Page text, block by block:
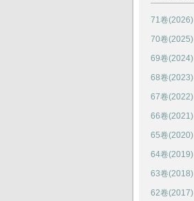
71卷(2026)
70卷(2025)
69卷(2024)
68卷(2023)
67卷(2022)
66卷(2021)
65卷(2020)
64卷(2019)
63卷(2018)
62卷(2017)